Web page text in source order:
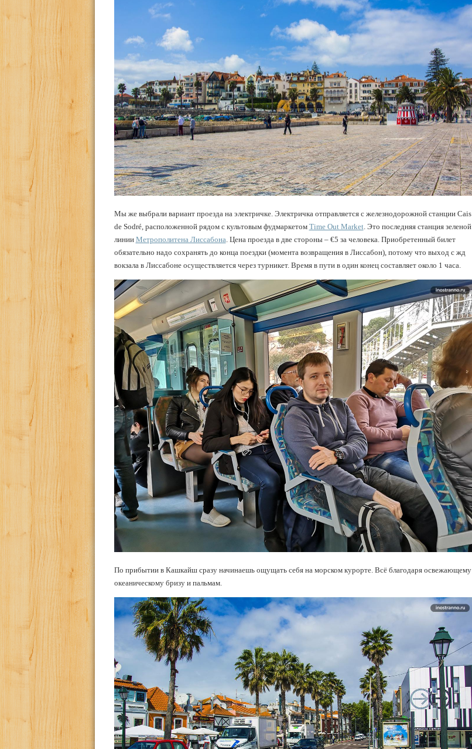
Мы же выбрали вариант проезда на электричке. Электричка отправляется с железнодорожной станции Cais
de Sodré, расположенной рядом с культовым фудмаркетом Time Out Market. Это последняя станция зеленой
линии Метрополитена Лиссабона. Цена проезда в две стороны – €5 за человека. Приобретенный билет
обязательно надо сохранять до конца поездки (момента возвращения в Лиссабон), потому что выход с жд
вокзала в Лиссабоне осуществляется через турникет. Время в пути в один конец составляет около 1 часа.
По прибытии в Кашкайш сразу начинаешь ощущать себя на морском курорте. Всё благодаря освежающему
океаническому бризу и пальмам.